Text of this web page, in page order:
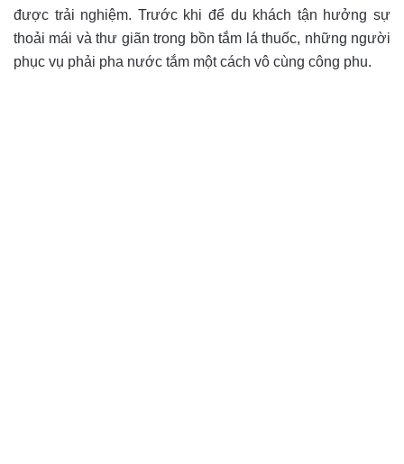
được trải nghiệm. Trước khi để du khách tận hưởng sự
thoải mái và thư giãn trong bồn tắm lá thuốc, những người
phục vụ phải pha nước tắm một cách vô cùng công phu.